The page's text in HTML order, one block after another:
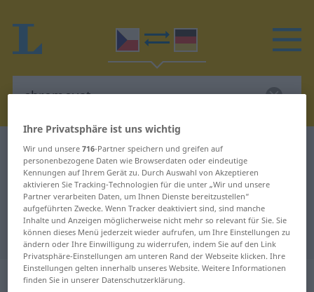
Tschechisch-Deutsch Wörterbuch chromovat
Tschechisch-Deutsch Übersetzung
für "chromovat"
"chromovat" Deutsch Übersetzung
„chromovat“
Ihre Privatsphäre ist uns wichtig
Wir und unsere716-Partner speichern und greifen auf
personenbezogene Daten wie Browserdaten oder eindeutige
Kennungen auf Ihrem Gerät zu. Durch Auswahl von Akzeptieren
aktivieren Sie Tracking-Technologien für die unter „Wir und unsere
Partner verarbeiten Daten, um Ihnen Dienste bereitzustellen“
aufgeführten Zwecke. Wenn Tracker deaktiviert sind, sind manche
Inhalte und Anzeigen möglicherweise nicht mehr so relevant für Sie. Sie
können dieses Menü jederzeit wieder aufrufen, um Ihre Einstellungen zu
ändern oder Ihre Einwilligung zu widerrufen, indem Sie auf den Link
Privatsphäre-Einstellungen am unteren Rand der Webseite klicken. Ihre
Einstellungen gelten innerhalb unseres Website. Weitere Informationen
finden Sie in unserer Datenschutzerklärung.